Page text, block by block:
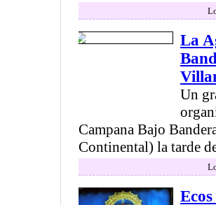
La
Un
Campana Bajo
Continental) la tarde